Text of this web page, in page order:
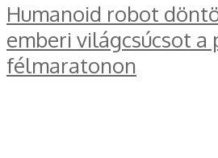
Humanoid robot
emberi világcsúcsot a
félmaratonon